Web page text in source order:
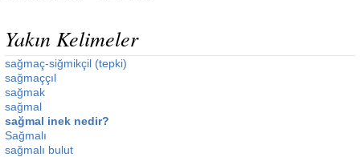
Yakın Kelimeler
sağmaç-siğmikçil (tepki)
sağmaççıl
sağmak
sağmal
sağmal inek nedir?
Sağmalı
sağmalı bulut